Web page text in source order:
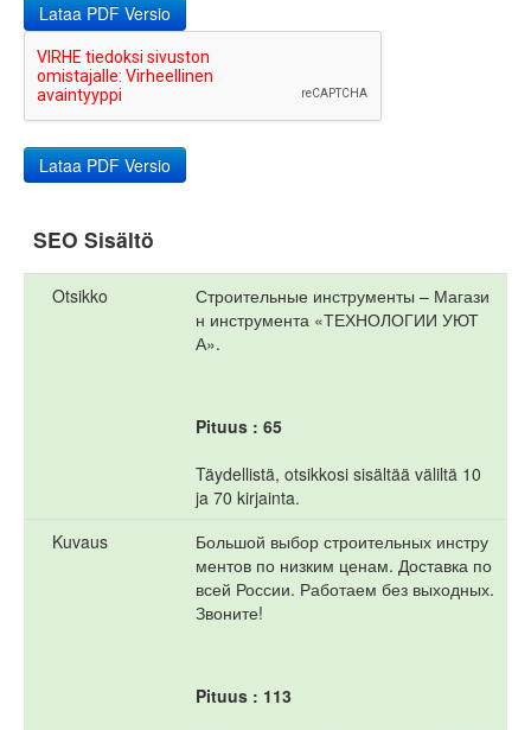
Lataa PDF Versio
SEO Sisältö
Otsikko
Строительные инструменты – Магази
н инструмента «ТЕХНОЛОГИИ УЮТ
А».
Pituus : 65
Täydellistä, otsikkosi sisältää väliltä 10
ja 70 kirjainta.
Kuvaus
Большой выбор строительных инстру
ментов по низким ценам. Доставка по
всей России. Работаем без выходных.
Звоните!
Pituus : 113